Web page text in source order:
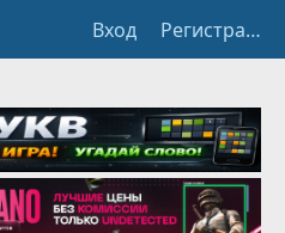
Вход Регистрация